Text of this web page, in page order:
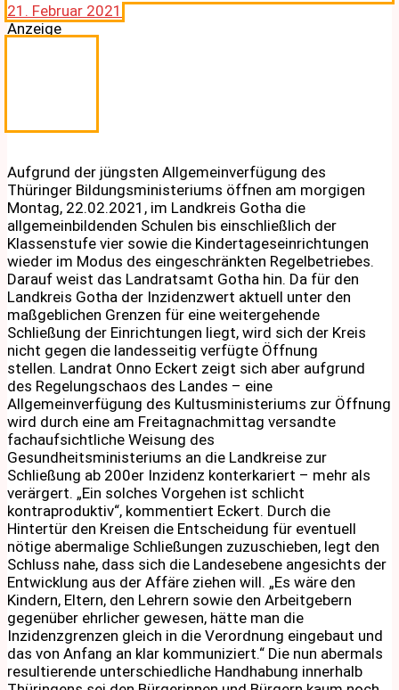
21. Februar 2021
Anzeige
Aufgrund der jüngsten Allgemeinverfügung des
Thüringer Bildungsministeriums öffnen am morgigen
Montag, 22.02.2021, im Landkreis Gotha die
allgemeinbildenden Schulen bis einschließlich der
Klassenstufe vier sowie die Kindertageseinrichtungen
wieder im Modus des eingeschränkten Regelbetriebes.
Darauf weist das Landratsamt Gotha hin. Da für den
Landkreis Gotha der Inzidenzwert aktuell unter den
maßgeblichen Grenzen für eine weitergehende
Schließung der Einrichtungen liegt, wird sich der Kreis
nicht gegen die landesseitig verfügte Öffnung
stellen. Landrat Onno Eckert zeigt sich aber aufgrund
des Regelungschaos des Landes – eine
Allgemeinverfügung des Kultusministeriums zur Öffnung
wird durch eine am Freitagnachmittag versandte
fachaufsichtliche Weisung des
Gesundheitsministeriums an die Landkreise zur
Schließung ab 200er Inzidenz konterkariert – mehr als
verärgert. „Ein solches Vorgehen ist schlicht
kontraproduktiv“, kommentiert Eckert. Durch die
Hintertür den Kreisen die Entscheidung für eventuell
nötige abermalige Schließungen zuzuschieben, legt den
Schluss nahe, dass sich die Landesebene angesichts der
Entwicklung aus der Affäre ziehen will. „Es wäre den
Kindern, Eltern, den Lehrern sowie den Arbeitgebern
gegenüber ehrlicher gewesen, hätte man die
Inzidenzgrenzen gleich in die Verordnung eingebaut und
das von Anfang an klar kommuniziert.“ Die nun abermals
resultierende unterschiedliche Handhabung innerhalb